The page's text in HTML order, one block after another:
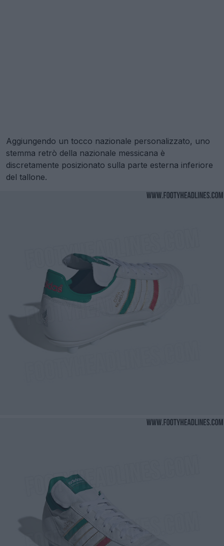
Aggiungendo un tocco nazionale personalizzato, uno
stemma retrò della nazionale messicana è
discretamente posizionato sulla parte esterna inferiore
del tallone.